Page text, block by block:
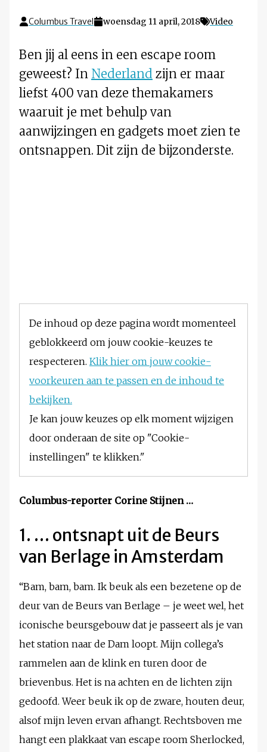
Columbus Travel woensdag 11 april, 2018 Video
Ben jij al eens in een escape room
geweest? In Nederland zijn er maar
liefst 400 van deze themakamers
waaruit je met behulp van
aanwijzingen en gadgets moet zien te
ontsnappen. Dit zijn de bijzonderste.
De inhoud op deze pagina wordt momenteel
geblokkeerd om jouw cookie-keuzes te
respecteren. Klik hier om jouw cookie-
voorkeuren aan te passen en de inhoud te
bekijken.
Je kan jouw keuzes op elk moment wijzigen
door onderaan de site op "Cookie-
instellingen" te klikken."
Columbus-reporter Corine Stijnen …
1. … ontsnapt uit de Beurs
van Berlage in Amsterdam
“Bam, bam, bam. Ik beuk als een bezetene op de
deur van de Beurs van Berlage – je weet wel, het
iconische beursgebouw dat je passeert als je van
het station naar de Dam loopt. Mijn collega’s
rammelen aan de klink en turen door de
brievenbus. Het is na achten en de lichten zijn
gedoofd. Weer beuk ik op de zware, houten deur,
alsof mijn leven ervan afhangt. Rechtsboven me
hangt een plakkaat van escape room Sherlocked,